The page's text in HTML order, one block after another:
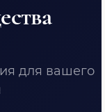
для вашего